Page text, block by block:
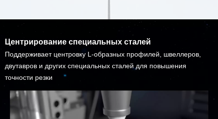
Центрирование специальных сталей
Поддерживает центровку L-образных профилей, швеллеров,
двутавров и других специальных сталей для повышения
точности резки